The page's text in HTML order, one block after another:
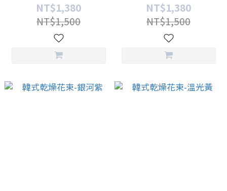
NT$1,380
NT$1,500
NT$1,380
NT$1,500